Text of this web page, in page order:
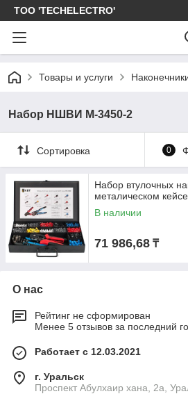
ТОО 'TECHELECTRO'
Товары и услуги
Набор НШВИ М-3450-2
Сортировка 0
Набор втулочных
металическом кейсе
В наличии
71 986,68 ₸
О нас
Рейтинг не сформирован
Менее 5 отзывов за последний
Работает с 12.03.2021
г. Уральск
Проспект Абулхаир хана, 2а,